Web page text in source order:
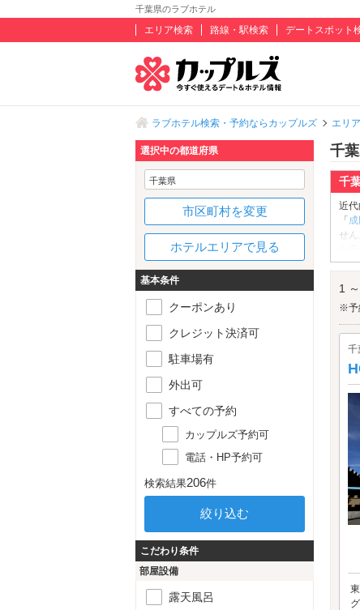
千葉県のラブホテル
エリア検索 路線・駅検索 デートスポット
ラブホテル検索・予約ならカップルズ エリ
千
千
近
「
せん
た
ん
県
県
獲
い
お
て
1
※予
千
選択中の都道府県
千葉県
市区町村を変更
ホテルエリアで見る
基本条件
クーポンあり
クレジット決済可
駐車場有
外出可
すべての予約
カップルズ予約可
電話・HP予約可
検索結果206件
こだわり条件
部屋設備
露天風呂